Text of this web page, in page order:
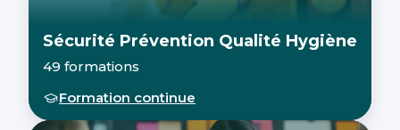
Sécurité Prévention Qualité Hygiène
49 formations
Formation continue